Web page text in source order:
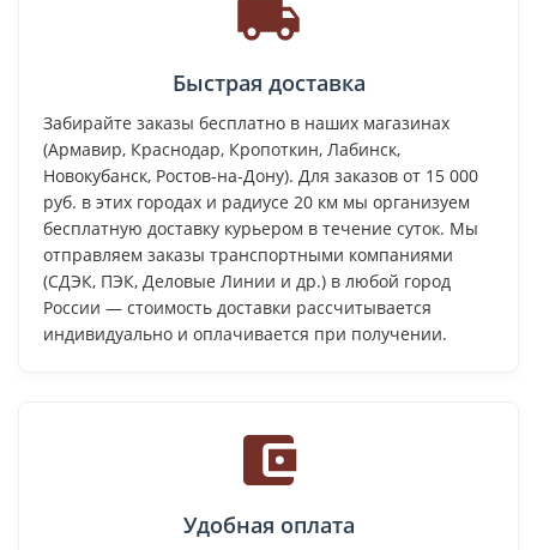
Быстрая доставка
Забирайте заказы бесплатно в наших магазинах
(Армавир, Краснодар, Кропоткин, Лабинск,
Новокубанск, Ростов-на-Дону). Для заказов от 15 000
руб. в этих городах и радиусе 20 км мы организуем
бесплатную доставку курьером в течение суток. Мы
отправляем заказы транспортными компаниями
(СДЭК, ПЭК, Деловые Линии и др.) в любой город
России — стоимость доставки рассчитывается
индивидуально и оплачивается при получении.
Удобная оплата